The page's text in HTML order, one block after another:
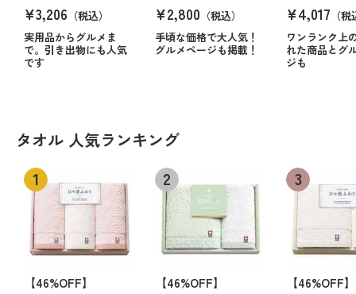
¥3,206 （税込）
実用品からグルメま
で。引き出物にも人気
です
¥2,800 （税込）
手頃な価格で大人気！
グルメページも掲載！
¥4,017 （
ワンランク上
れた商品とグ
ジも
タオル 人気ランキング
【46%OFF】
【46%OFF】
【46%OFF】